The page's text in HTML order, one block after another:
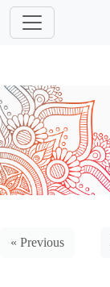
« Previous